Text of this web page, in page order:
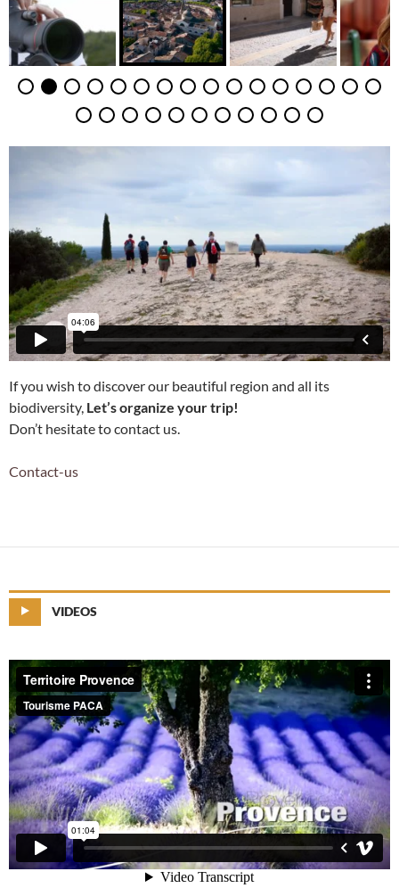
If you wish to discover our beautiful region and all its
biodiversity, Let’s organize your trip!
Don’t hesitate to contact us.
Contact-us
VIDEOS